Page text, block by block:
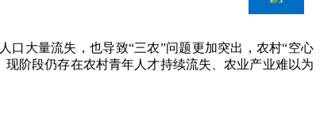
大量流失，也导致“三农”问题更加突出，农村“空心
阶段仍存在农村青年人才持续流失、农业产业难以为